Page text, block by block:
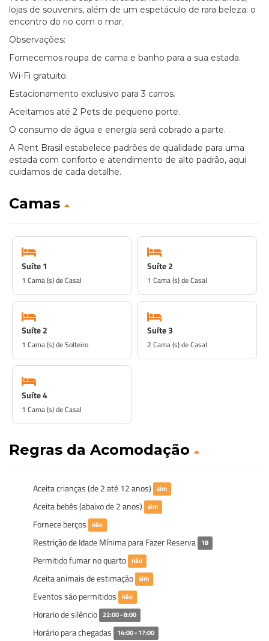
lojas de souvenirs, além de um espetáculo de rara beleza: o
encontro do rio com o mar.
Observações:
Fornecemos roupa de cama e banho para a sua estada.
Wi-Fi gratuito.
Estacionamento exclusivo para 3 carros.
Aceitamos até 2 Pets de pequeno porte.
O consumo de água e energia será cobrado a parte.
A Rent Brasil estabelece padrões de qualidade para uma
estada com conforto e atendimento de alto padrão, aqui
cuidamos de cada detalhe.
Camas
Suíte 1
1 Cama (s) de Casal
Suíte 2
1 Cama (s) de Casal
Suíte 2
1 Cama (s) de Solteiro
Suíte 3
2 Cama (s) de Casal
Suíte 4
1 Cama (s) de Casal
Regras da Acomodação
Aceita crianças (de 2 até 12 anos) sim
Aceita bebês (abaixo de 2 anos) sim
Fornece berços não
Restrição de Idade Mínima para Fazer Reserva 18
Permitido fumar no quarto não
Aceita animais de estimação sim
Eventos são permitidos não
Horario de silêncio 22:00 - 8:00
Horário para chegadas 14:00 - 17:00